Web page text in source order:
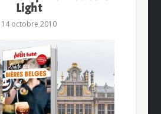
Light
14 octobre 2010